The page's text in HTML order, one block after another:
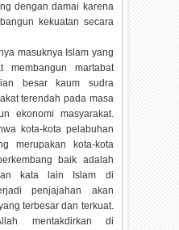
dengan damai karena
kekuatan secara
masuknya Islam yang
membangun martabat
besar kaum sudra
terendah pada masa
ekonomi masyarakat.
kota-kota pelabuhan
merupakan kota-kota
baik adalah
kata lain Islam di
penjajahan akan
terbesar dan terkuat.
mentakdirkan di